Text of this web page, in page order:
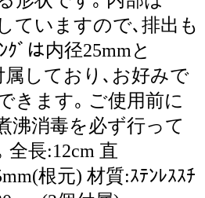
ていますので､排出も
ﾞは内径25mmと
属しており､お好みで
きます｡ ご使用前に
沸消毒を必ず行って
長:12cm 直
根元) 材質:ｽﾃﾝﾚｽｽﾁ